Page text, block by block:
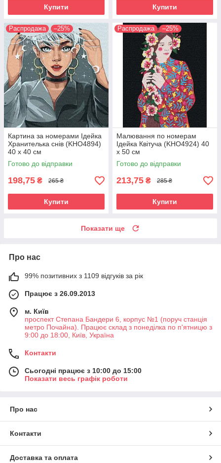
Купити Купити
Распродажа –25%
Картина за номерами Ідейка
Хранителька снів (KHO4894)
40 х 40 см
Готово до відправки
198,75 ₴ 265 ₴
Купити
Распродажа –25%
Малювання по номерам
Ідейка Квітуча (KHO4924) 40
х 50 см
Готово до відправки
213,75 ₴ 285 ₴
Купити
Показати ще
Про нас
99% позитивних з 1109 відгуків за рік
Працює з 26.09.2013
м. Київ
проспект Степана Бандери 6, корпус №1 (поруч станція
метро Почайна). Працює склад з понеділка по п'ятницю з
9:00 до 18:00, Київ, Україна
Контакти
Сьогодні працює з 10:00 до 15:00
Показати весь графік роботи
Про нас
Контакти
Доставка та оплата